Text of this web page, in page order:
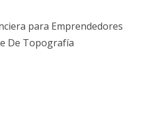
para Emprendedores
De Topografía